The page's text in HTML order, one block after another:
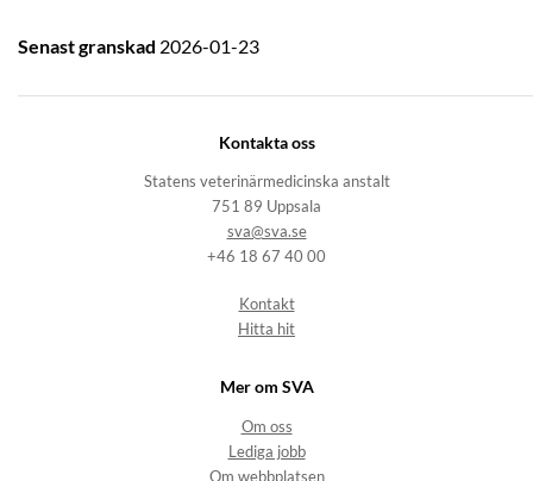
Senast granskad 2026-01-23
Kontakta oss
Statens veterinärmedicinska anstalt
751 89 Uppsala
sva@sva.se
+46 18 67 40 00
Kontakt
Hitta hit
Mer om SVA
Om oss
Lediga jobb
Om webbplatsen